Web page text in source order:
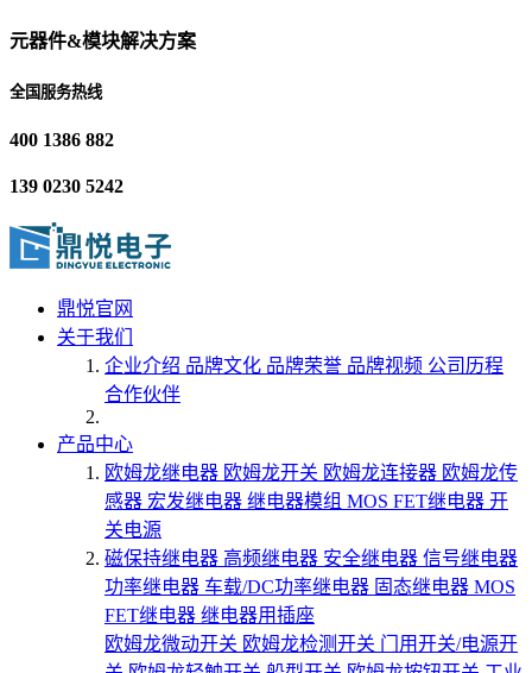
元器件&模块解决方案
全国服务热线
400 1386 882
139 0230 5242
鼎悦官网
关于我们
企业介绍 品牌文化 品牌荣誉 品牌视频 公司历程
合作伙伴
产品中心
欧姆龙继电器 欧姆龙开关 欧姆龙连接器 欧姆龙传
感器 宏发继电器 继电器模组 MOS FET继电器 开
关电源
磁保持继电器 高频继电器 安全继电器 信号继电器
功率继电器 车载/DC功率继电器 固态继电器 MOS
FET继电器 继电器用插座
欧姆龙微动开关 欧姆龙检测开关 门用开关/电源开